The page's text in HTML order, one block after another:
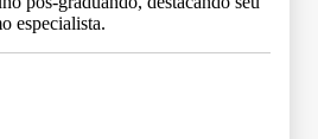
especialista.